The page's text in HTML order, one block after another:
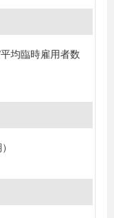
均臨時雇用者数